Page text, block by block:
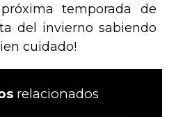
temporada de
del invierno sabiendo
cuidado!
relacionados